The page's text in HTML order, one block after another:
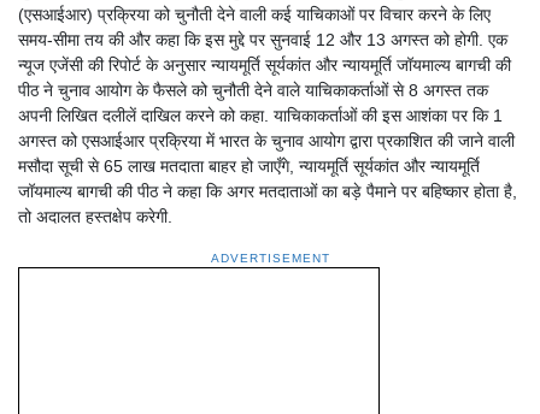
(एसआईआर) प्रक्रिया को चुनौती देने वाली कई याचिकाओं पर विचार करने के लिए
समय-सीमा तय की और कहा कि इस मुद्दे पर सुनवाई 12 और 13 अगस्त को होगी. एक
न्यूज एजेंसी की रिपोर्ट के अनुसार न्यायमूर्ति सूर्यकांत और न्यायमूर्ति जॉयमाल्य बागची की
पीठ ने चुनाव आयोग के फैसले को चुनौती देने वाले याचिकाकर्ताओं से 8 अगस्त तक
अपनी लिखित दलीलें दाखिल करने को कहा. याचिकाकर्ताओं की इस आशंका पर कि 1
अगस्त को एसआईआर प्रक्रिया में भारत के चुनाव आयोग द्वारा प्रकाशित की जाने वाली
मसौदा सूची से 65 लाख मतदाता बाहर हो जाएँगे, न्यायमूर्ति सूर्यकांत और न्यायमूर्ति
जॉयमाल्य बागची की पीठ ने कहा कि अगर मतदाताओं का बड़े पैमाने पर बहिष्कार होता है,
तो अदालत हस्तक्षेप करेगी.
ADVERTISEMENT